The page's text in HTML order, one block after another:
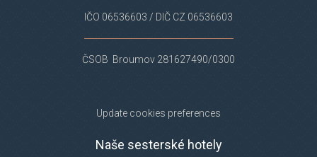
IČO 06536603 / DIČ CZ 06536603
ČSOB Broumov 281627490/0300
Update cookies preferences
Naše sesterské hotely